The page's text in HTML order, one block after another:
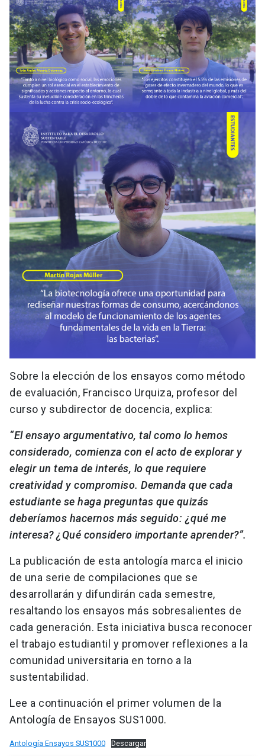
Sobre la elección de los ensayos como método
de evaluación, Francisco Urquiza, profesor del
curso y subdirector de docencia, explica:
“El ensayo argumentativo, tal como lo hemos
considerado, comienza con el acto de explorar y
elegir un tema de interés, lo que requiere
creatividad y compromiso. Demanda que cada
estudiante se haga preguntas que quizás
deberíamos hacernos más seguido: ¿qué me
interesa? ¿Qué considero importante aprender?”.
La publicación de esta antología marca el inicio
de una serie de compilaciones que se
desarrollarán y difundirán cada semestre,
resaltando los ensayos más sobresalientes de
cada generación. Esta iniciativa busca reconocer
el trabajo estudiantil y promover reflexiones a la
comunidad universitaria en torno a la
sustentabilidad.
Lee a continuación el primer volumen de la
Antología de Ensayos SUS1000.
Antología Ensayos SUS1000 Descargar